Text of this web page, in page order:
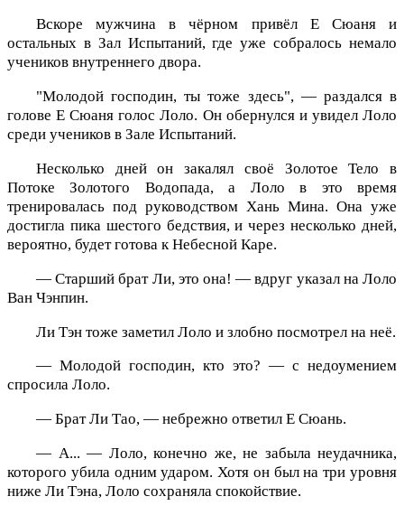
Вскоре мужчина в чёрном привёл Е Сюаня и
остальных в Зал Испытаний, где уже собралось немало
учеников внутреннего двора.
"Молодой господин, ты тоже здесь", — раздался в
голове Е Сюаня голос Лоло. Он обернулся и увидел Лоло
среди учеников в Зале Испытаний.
Несколько дней он закалял своё Золотое Тело в
Потоке Золотого Водопада, а Лоло в это время
тренировалась под руководством Хань Мина. Она уже
достигла пика шестого бедствия, и через несколько дней,
вероятно, будет готова к Небесной Каре.
— Старший брат Ли, это она! — вдруг указал на Лоло
Ван Чэнпин.
Ли Тэн тоже заметил Лоло и злобно посмотрел на неё.
— Молодой господин, кто это? — с недоумением
спросила Лоло.
— Брат Ли Тао, — небрежно ответил Е Сюань.
— А... — Лоло, конечно же, не забыла неудачника,
которого убила одним ударом. Хотя он был на три уровня
ниже Ли Тэна, Лоло сохраняла спокойствие.